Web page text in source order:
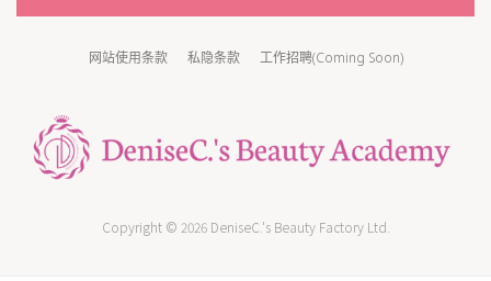
Copyright © 2026 DeniseC.'s Beauty Factory Ltd.
网站使用条款 私隐条款 工作招聘(Coming Soon)